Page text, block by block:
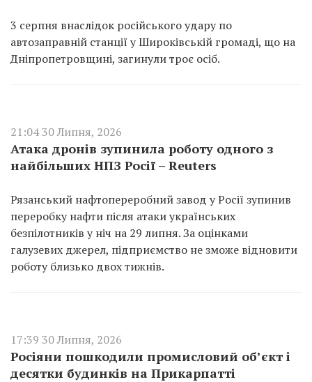
3 серпня внаслідок російського удару по
автозаправній станції у Широківській громаді, що на
Дніпропетровщині, загинули троє осіб.
21:04 30 Липня, 2026
Атака дронів зупинила роботу одного з
найбільших НПЗ Росії – Reuters
Рязанський нафтопереробний завод у Росії зупинив
переробку нафти після атаки українських
безпілотників у ніч на 29 липня. За оцінками
галузевих джерел, підприємство не зможе відновити
роботу близько двох тижнів.
17:39 30 Липня, 2026
Росіяни пошкодили промисловий об’єкт і
десятки будинків на Прикарпатті